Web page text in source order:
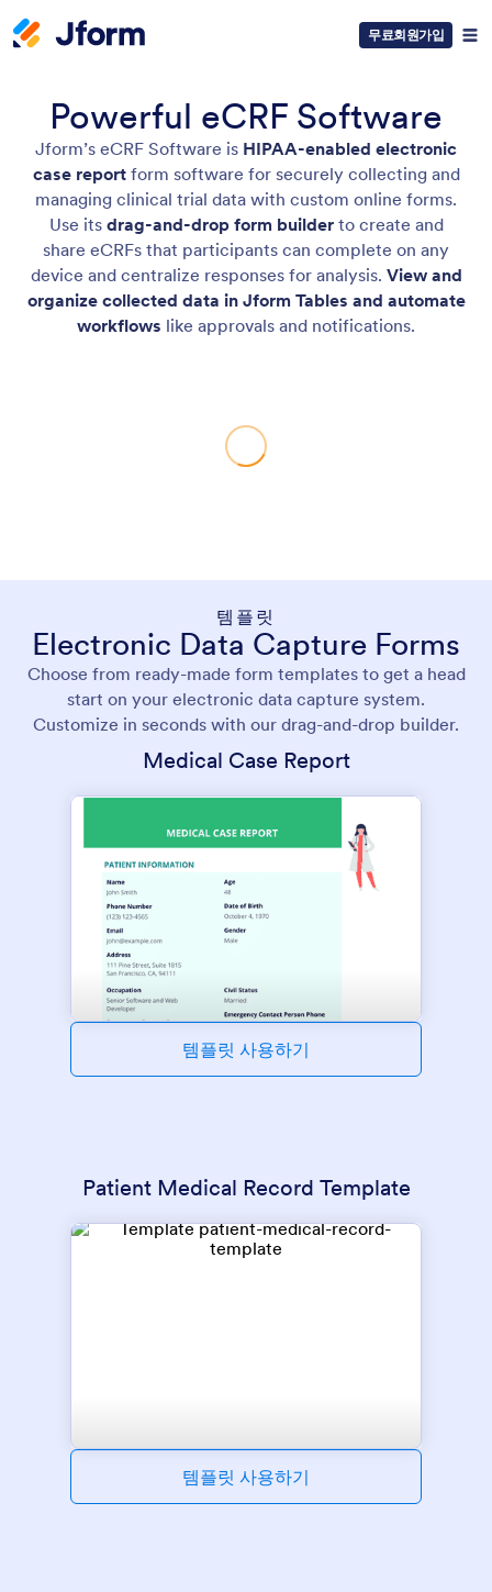
무료회원가입
Powerful eCRF Software
Jform’s eCRF Software is HIPAA-enabled electronic
case reportform software for securely collecting and
managing clinical trial data with custom online forms.
Use itsdrag-and-drop form builderto create and
share eCRFs that participants can complete on any
device and centralize responses for analysis. View and
organize collected data in Jform Tables and automate
workflows like approvals and notifications.
템플릿
Electronic Data Capture Forms
Choose from ready-made form templates to get a head
start on your electronic data capture system.
Customize in seconds with our drag-and-drop builder.
Medical Case Report
템플릿 사용하기
Patient Medical Record Template
템플릿 사용하기